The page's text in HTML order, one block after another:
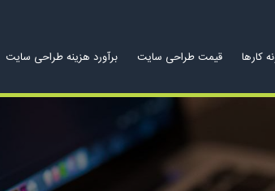
کارها قیمت طراحی سایت برآورد هزینه طراحی سایت